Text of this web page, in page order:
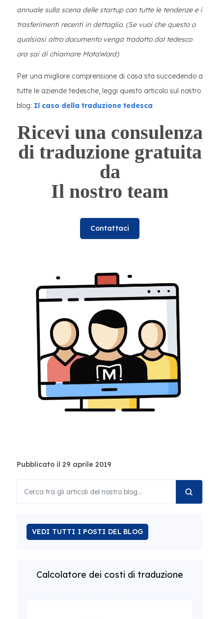
annuale sulla scena delle startup con tutte le tendenze e i
trasferimenti recenti in dettaglio. (Se vuoi che questo o
qualsiasi altro documento venga tradotto dal tedesco
ora sai di chiamare MotaWord)
Per una migliore comprensione di cosa sta succedendo a
tutte le aziende tedesche, leggi questo articolo sul nostro
blog: Il caso della traduzione tedesca
Ricevi una consulenza
di traduzione gratuita
da
Il nostro team
Contattaci
Pubblicato il 29 aprile 2019
VEDI TUTTI I POSTI DEL BLOG
Calcolatore dei costi di traduzione